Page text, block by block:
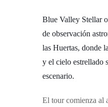
Blue Valley Stellar
de observación
las Huertas, donde
y el cielo estrellado
escenario.
El tour comienza al